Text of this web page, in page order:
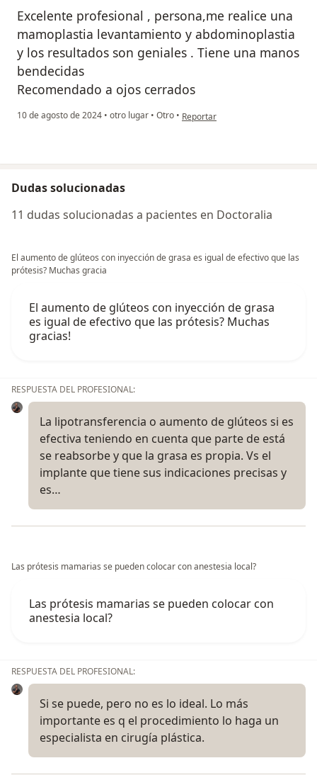
Excelente profesional , persona,me realice una
mamoplastia levantamiento y abdominoplastia
y los resultados son geniales . Tiene una manos
bendecidas
Recomendado a ojos cerrados
10 de agosto de 2024 • otro lugar • Otro • en opinión del usuario Dina
Reportar
Dudas solucionadas
11 dudas solucionadas a pacientes en Doctoralia
El aumento de glúteos con inyección de grasa es igual de efectivo que las
prótesis? Muchas gracia
El aumento de glúteos con inyección de grasa
es igual de efectivo que las prótesis? Muchas
gracias!
RESPUESTA DEL PROFESIONAL:
La lipotransferencia o aumento de glúteos si es
efectiva teniendo en cuenta que parte de está
se reabsorbe y que la grasa es propia. Vs el
implante que tiene sus indicaciones precisas y
es…
Las prótesis mamarias se pueden colocar con anestesia local?
Las prótesis mamarias se pueden colocar con
anestesia local?
RESPUESTA DEL PROFESIONAL:
Si se puede, pero no es lo ideal. Lo más
importante es q el procedimiento lo haga un
especialista en cirugía plástica.